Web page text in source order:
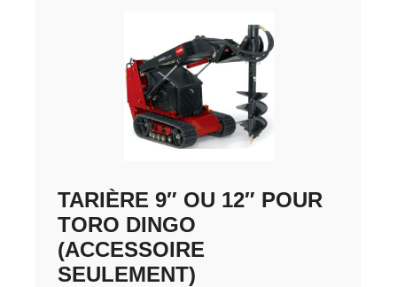
TARIÈRE 9″ OU 12″ POUR
TORO DINGO
(ACCESSOIRE
SEULEMENT)